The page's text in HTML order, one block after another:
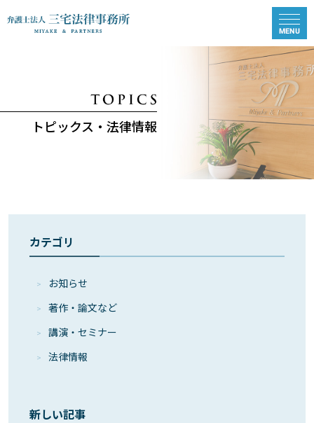
トピックス・法律情報
カテゴリ
お知らせ
著作・論⽂など
講演・セミナー
法律情報
新しい記事